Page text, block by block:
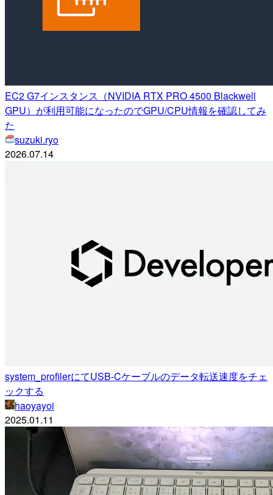
EC2 G7インスタンス（NVIDIA RTX PRO 4500 Blackwell
GPU）が利用可能になったのでGPU/CPU情報を確認してみ
た
suzuki.ryo
2026.07.14
system_profilerにてUSB-Cケーブルのデータ転送速度をチェ
ックする
haoyayoi
2025.01.11